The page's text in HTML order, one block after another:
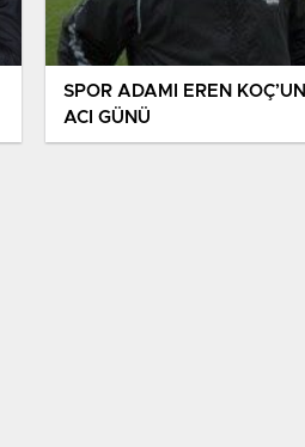
SPOR ADAMI EREN KOÇ’UN
ACI GÜNÜ